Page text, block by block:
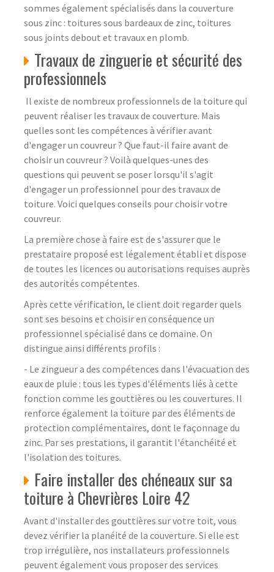
sommes également spécialisés dans la couverture
sous zinc : toitures sous bardeaux de zinc, toitures
sous joints debout et travaux en plomb.
Travaux de zinguerie et sécurité des
professionnels
Il existe de nombreux professionnels de la toiture qui
peuvent réaliser les travaux de couverture. Mais
quelles sont les compétences à vérifier avant
d'engager un couvreur ? Que faut-il faire avant de
choisir un couvreur ? Voilà quelques-unes des
questions qui peuvent se poser lorsqu'il s'agit
d'engager un professionnel pour des travaux de
toiture. Voici quelques conseils pour choisir votre
couvreur.
La première chose à faire est de s'assurer que le
prestataire proposé est légalement établi et dispose
de toutes les licences ou autorisations requises auprès
des autorités compétentes.
Après cette vérification, le client doit regarder quels
sont ses besoins et choisir en conséquence un
professionnel spécialisé dans ce domaine. On
distingue ainsi différents profils :
- Le zingueur a des compétences dans l'évacuation des
eaux de pluie : tous les types d'éléments liés à cette
fonction comme les gouttières ou les couvertures. Il
renforce également la toiture par des éléments de
protection complémentaires, dont le façonnage du
zinc. Par ses prestations, il garantit l'étanchéité et
l'isolation des toitures.
Faire installer des chéneaux sur sa
toiture à Chevrières Loire 42
Avant d'installer des gouttières sur votre toit, vous
devez vérifier la planéité de la couverture. Si elle est
trop irrégulière, nos installateurs professionnels
peuvent également vous proposer des services